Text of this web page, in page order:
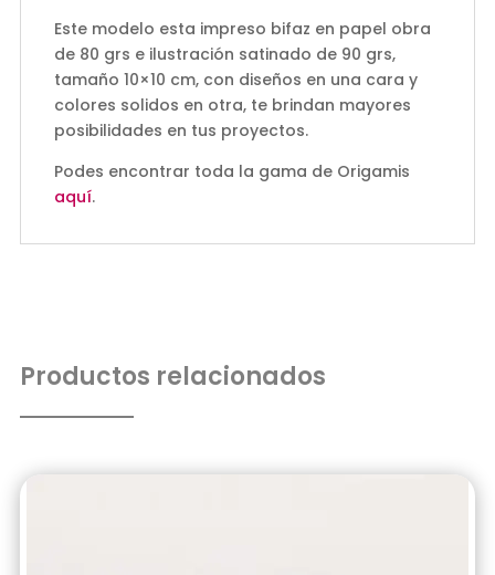
Este modelo esta impreso bifaz en papel obra
de 80 grs e ilustración satinado de 90 grs,
tamaño 10×10 cm, con diseños en una cara y
colores solidos en otra, te brindan mayores
posibilidades en tus proyectos.
Podes encontrar toda la gama de Origamis
aquí.
Productos relacionados